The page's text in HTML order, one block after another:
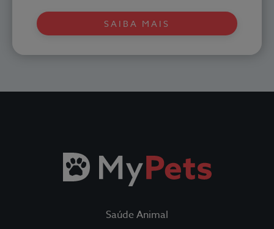
Fidelidade Loyalty
Fidelidade Pet Tracker
SAIBA MAIS
Saúde Animal